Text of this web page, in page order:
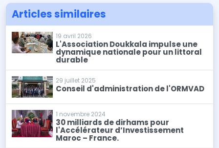
Articles similaires
19 avril 2026
L'Association Doukkala impulse une
dynamique nationale pour un littoral
durable
29 juillet 2025
Conseil d'administration de l'ORMVAD
1 novembre 2024
30 milliards de dirhams pour
l'Accélérateur d’Investissement
Maroc – France.